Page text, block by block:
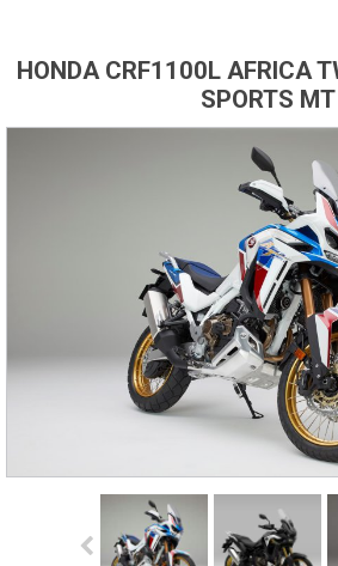
HONDA CRF1100L AFRICA
SPORTS MT